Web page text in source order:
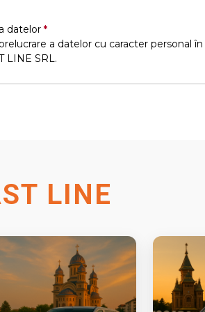
datelor
a datelor cu caracter personal în
LINE SRL.
LINE